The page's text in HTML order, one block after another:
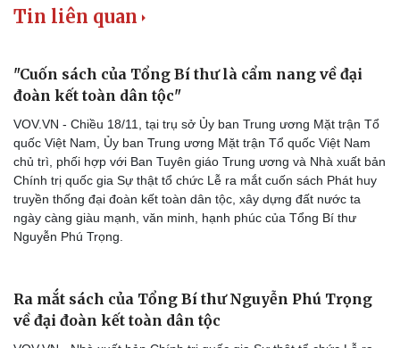
Tư vấn
Săn Tour
check-in
Câu chuyện thời sự
Đọc truyện đêm khuya
Cửa sổ tình yêu
Tin liên quan
"Cuốn sách của Tổng Bí thư là cẩm nang về đại
đoàn kết toàn dân tộc"
VOV.VN - Chiều 18/11, tại trụ sở Ủy ban Trung ương Mặt trận Tổ
quốc Việt Nam, Ủy ban Trung ương Mặt trận Tổ quốc Việt Nam
chủ trì, phối hợp với Ban Tuyên giáo Trung ương và Nhà xuất bản
Chính trị quốc gia Sự thật tổ chức Lễ ra mắt cuốn sách Phát huy
truyền thống đại đoàn kết toàn dân tộc, xây dựng đất nước ta
ngày càng giàu mạnh, văn minh, hạnh phúc của Tổng Bí thư
Nguyễn Phú Trọng.
Ra mắt sách của Tổng Bí thư Nguyễn Phú Trọng
về đại đoàn kết toàn dân tộc